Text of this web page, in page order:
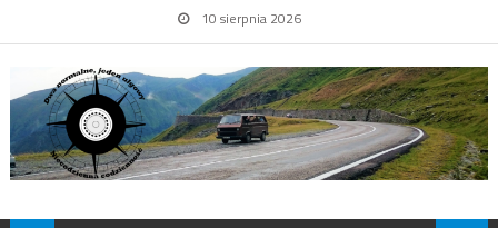
10 sierpnia 2026